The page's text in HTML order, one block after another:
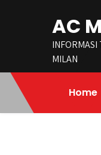
AC
INFORMASI
MILAN
Home